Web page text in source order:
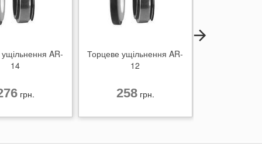
AR-
14
грн.
Торцеве ущільнення AR-
12
258грн.